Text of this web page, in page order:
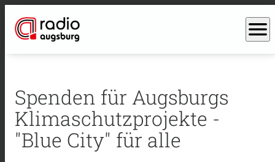
menu
Spenden für Augsburgs
Klimaschutzprojekte -
"Blue City" für alle